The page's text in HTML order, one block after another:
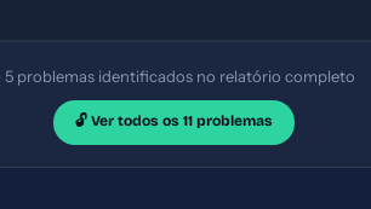
5 problemas identificados no relatório completo
🔓 Ver todos os 11 problemas